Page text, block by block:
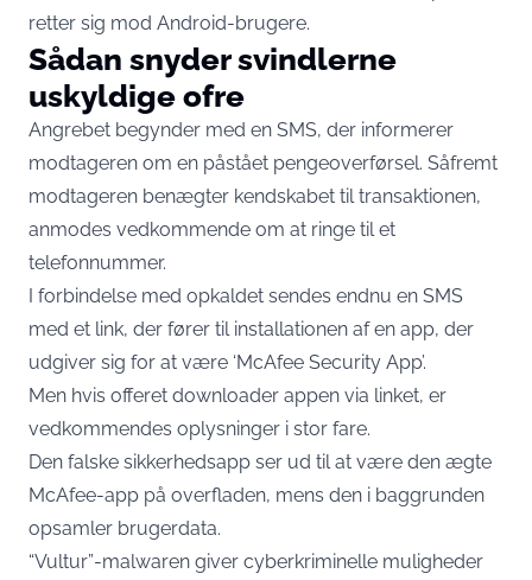
retter sig mod Android-brugere.
Sådan snyder svindlerne
uskyldige ofre
Angrebet begynder med en SMS, der informerer
modtageren om en påstået pengeoverførsel. Såfremt
modtageren benægter kendskabet til transaktionen,
anmodes vedkommende om at ringe til et
telefonnummer.
I forbindelse med opkaldet sendes endnu en SMS
med et link, der fører til installationen af en app, der
udgiver sig for at være ‘McAfee Security App’.
Men hvis offeret downloader appen via linket, er
vedkommendes oplysninger i stor fare.
Den falske sikkerhedsapp ser ud til at være den ægte
McAfee-app på overfladen, mens den i baggrunden
opsamler brugerdata.
“Vultur”-malwaren giver cyberkriminelle muligheder